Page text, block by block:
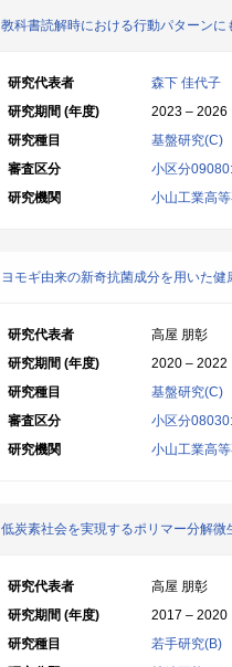
教科書読解時における行動パターン
研究代表者
森下 佳代子
研究期間 (年度)
2023 – 2026
研究種目
基盤研究(C)
審査区分
小区分
研究機関
小山工業高
ヨモギ由来の新奇抗菌成分を用いた
研究代表者
高屋 朋彰
研究期間 (年度)
2020 – 2022
研究種目
基盤研究(C)
審査区分
小区分
研究機関
小山工業高
低炭素社会を実現するポリマー分解
研究代表者
高屋 朋彰
研究期間 (年度)
2017 – 2020
研究種目
若手研究(B)